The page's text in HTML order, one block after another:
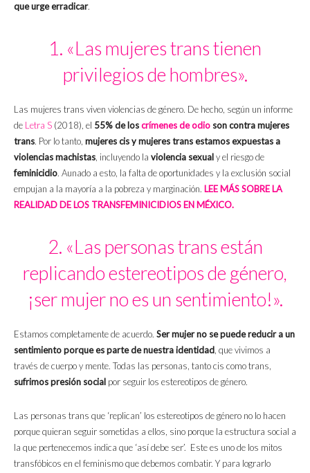
que urge erradicar.
1. «Las mujeres trans tienen
privilegios de hombres».
Las mujeres trans viven violencias de género. De hecho, según un informe
de Letra S (2018), el 55% de loscrímenes de odio son contra mujeres
trans. Por lo tanto, mujeres cis y mujeres transestamos expuestas a
violencias machistas, incluyendo la violencia sexualy el riesgo de
feminicidio. Aunado a esto, la falta de oportunidades y la exclusión social
empujan a la mayoría a la pobreza y marginación. LEE MÁS SOBRE LA
REALIDAD DE LOS TRANSFEMINICIDIOS EN MÉXICO.
2. «Las personas trans están
replicando estereotipos de género,
¡ser mujer no es un sentimiento!».
Estamos completamente de acuerdo. Ser mujer no se puede reducir a un
sentimiento porque es parte de nuestra identidad, que vivimos a
través de cuerpo y mente. Todas las personas, tanto cis como trans,
sufrimos presión social por seguir los estereotipos de género.
Las personas trans que ‘replican’ los estereotipos de género no lo hacen
porque quieran seguir sometidas a ellos, sino porque la estructura social a
la que pertenecemos indica que ‘así debe ser’. Este es uno de los mitos
transfóbicos en el feminismo que debemos combatir. Y para lograrlo